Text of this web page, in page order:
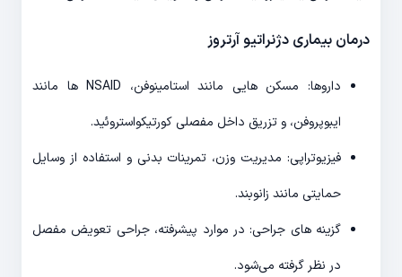
درمان بیماری دژنراتیو آرتروز
داروها: مسکن هایی مانند استامینوفن، NSAID ها مانند
ایبوپروفن، و تزریق داخل مفصلی کورتیکواستروئید.
فیزیوتراپی: مدیریت وزن، تمرینات بدنی و استفاده از وسایل
حمایتی مانند زانوبند.
گزینه های جراحی: در موارد پیشرفته، جراحی تعویض مفصل
در نظر گرفته می‌شود.